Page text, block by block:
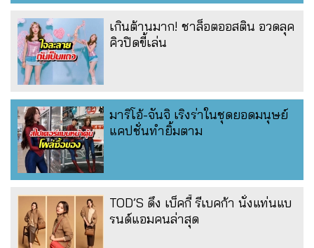
เกินต้านมาก! ชาล็อตออสติน อวดลุค
คิวปิดขี้เล่น
มาริโอ้-จันจิ เริงร่าในชุดยอดมนุษย์
แคปชั่นทำยิ้มตาม
TOD’S ดึง เบ็คกี้ รีเบคก้า นั่งแท่นแบ
รนด์แอมคนล่าสุด